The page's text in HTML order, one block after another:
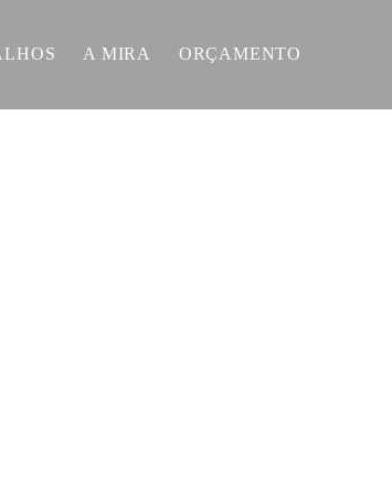
A MIRA ORÇAMENTO